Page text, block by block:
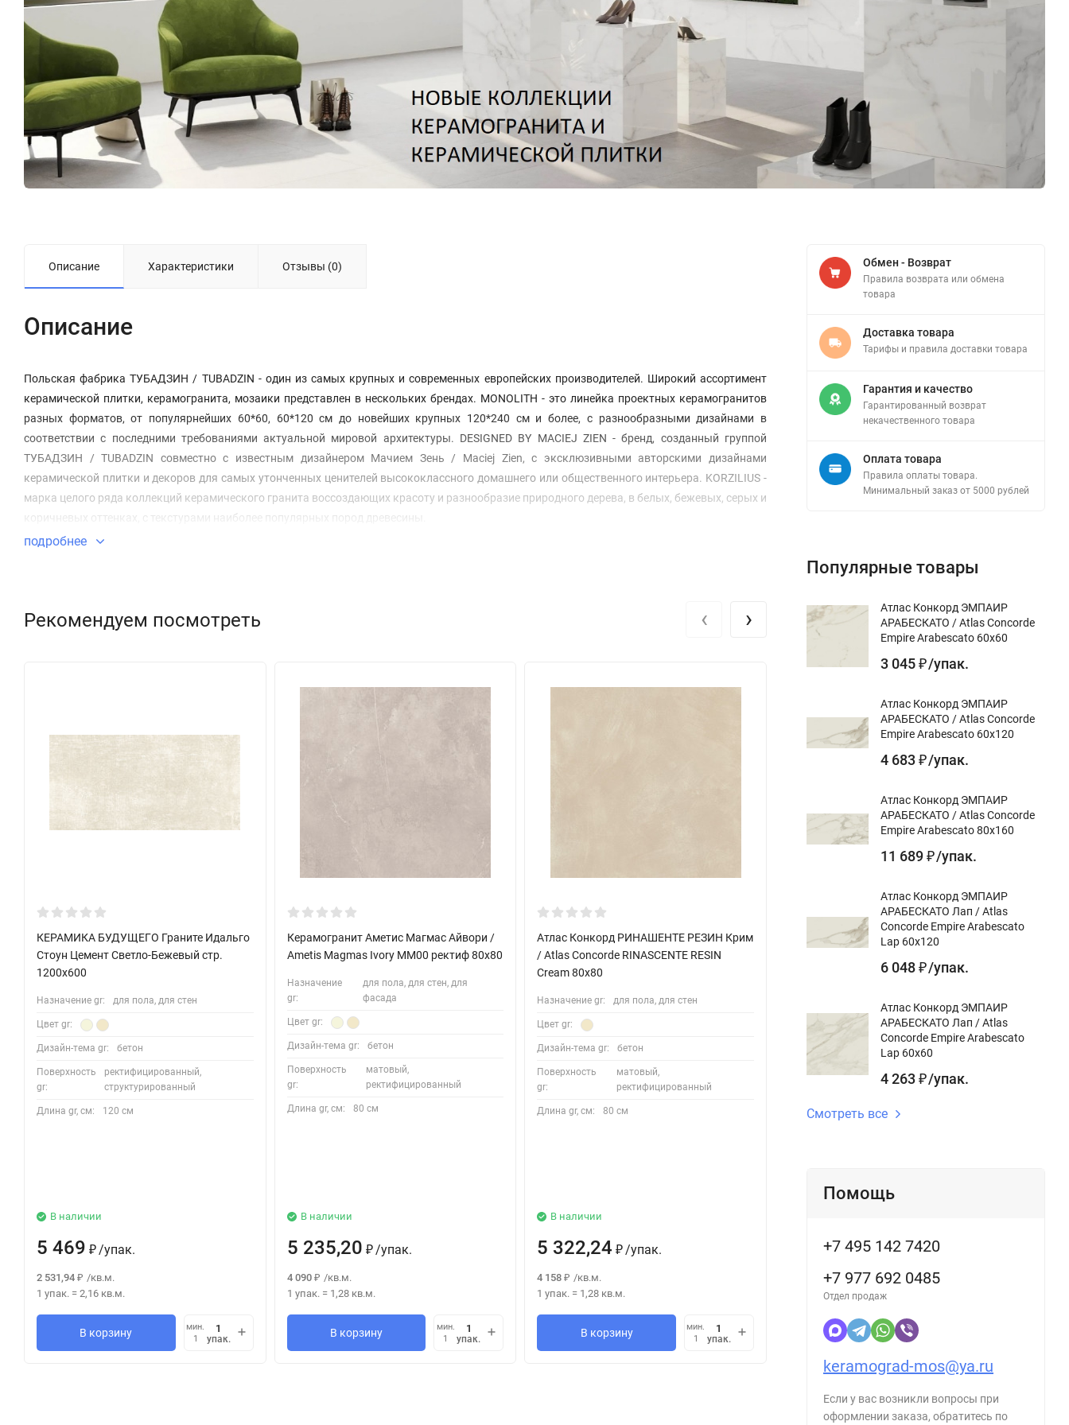
Описание Характеристики Отзывы (0)
Описание
Польская фабрика ТУБАДЗИН / TUBADZIN - один из самых крупных и современных европейских производителей. Широкий ассортимент
керамической плитки, керамогранита, мозаики представлен в нескольких брендах. MONOLITH - это линейка проектных керамогранитов
разных форматов, от популярнейших 60*60, 60*120 см до новейших крупных 120*240 см и более, с разнообразными дизайнами в
соответствии с последними требованиями актуальной мировой архитектуры. DESIGNED BY MACIEJ ZIEN - бренд, созданный группой
ТУБАДЗИН / TUBADZIN совместно с известным дизайнером Мачием Зень / Maciej Zien, с эксклюзивными авторскими дизайнами
керамической плитки и декоров для самых утонченных ценителей высококлассного домашнего или общественного интерьера. KORZILIUS -
марка целого ряда коллекций керамического гранита воссоздающих красоту и разнообразие природного дерева, в белых, бежевых, серых и
коричневых оттенках, с текстурами наиболее популярных пород древесины.
подробнее
Рекомендуем посмотреть
КЕРАМИКА БУДУЩЕГО Граните Идальго
Стоун Цемент Светло-Бежевый стр.
1200x600
Назначение gr: для пола, для стен
Цвет gr:
Дизайн-тема gr: бетон
Поверхность
gr:
ректифицированный,
структурированный
Длина gr, см: 120 см
В наличии
5 469 ₽ /упак.
2 531,94 ₽ /кв.м.
1 упак. = 2,16 кв.м.
В корзину
мин.
1
упак.
Керамогранит Аметис Магмас Айвори /
Ametis Magmas Ivory MM00 ректиф 80x80
Назначение
gr:
для пола, для стен, для
фасада
Цвет gr:
Дизайн-тема gr: бетон
Поверхность
gr:
матовый,
ректифицированный
Длина gr, см: 80 см
В наличии
5 235,20 ₽ /упак.
4 090 ₽ /кв.м.
1 упак.= 1,28 кв.м.
В корзину
мин.
1
упак.
Атлас Конкорд РИНАШЕНТЕ РЕЗИН Крим
/ Atlas Concorde RINASCENTE RESIN
Cream 80x80
Назначение gr: для пола, для стен
Цвет gr:
Дизайн-тема gr: бетон
Поверхность
gr:
матовый,
ректифицированный
Длина gr, см: 80 см
В наличии
5 322,24 ₽ /упак.
4 158 ₽ /кв.м.
1 упак. = 1,28 кв.м.
В корзину
мин.
1
упак.
Атлас Конкорд РИНАШЕНТЕ РЕЗИН Крим
Цвет gr:
Дизайн-тема gr: бетон
матовый,
ректифицированный
Длина gr, см: 120 см
5 616 ₽/упак.
/кв.м.
=1,44 кв.м.
В корзину
‹ ›
Обмен - Возврат
Правила возврата или обмена
товара
Доставка товара
Тарифы и правила доставки товара
Гарантия и качество
Гарантированный возврат
некачественного товара
Оплата товара
Правила оплаты товара.
Минимальный заказ от 5000 рублей
Популярные товары
Атлас Конкорд ЭМПАИР
АРАБЕСКАТО / Atlas Concorde
Empire Arabescato 60x60
3 045 ₽ /упак.
Атлас Конкорд ЭМПАИР
АРАБЕСКАТО / Atlas Concorde
Empire Arabescato 60x120
4 683 ₽ /упак.
Атлас Конкорд ЭМПАИР
АРАБЕСКАТО / Atlas Concorde
Empire Arabescato 80x160
11 689 ₽ /упак.
Атлас Конкорд ЭМПАИР
АРАБЕСКАТО Лап / Atlas
Concorde Empire Arabescato
Lap 60x120
6 048 ₽ /упак.
Атлас Конкорд ЭМПАИР
АРАБЕСКАТО Лап / Atlas
Concorde Empire Arabescato
Lap 60x60
4 263 ₽ /упак.
Смотреть все
Помощь
+7 495 142 7420
+7 977 692 0485
Отдел продаж
keramograd-mos@ya.ru
Если у вас возникли вопросы при
оформлении заказа, обратитесь по